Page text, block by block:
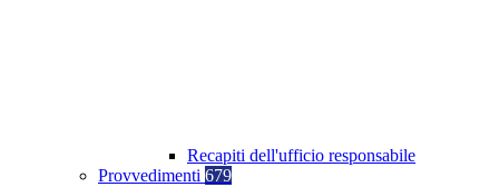
Recapiti dell'ufficio responsabile
Provvedimenti 679